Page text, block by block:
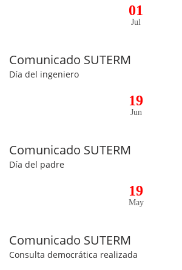
01
Jul
Comunicado SUTERM
Día del ingeniero
19
Jun
Comunicado SUTERM
Día del padre
19
May
Comunicado SUTERM
Consulta democrática realizada